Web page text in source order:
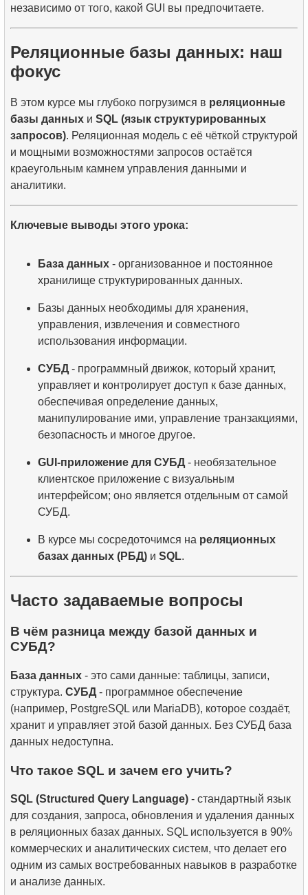
независимо от того, какой GUI вы предпочитаете.
Реляционные базы данных: наш
фокус
В этом курсе мы глубоко погрузимся в реляционные
базы данных и SQL (язык структурированных
запросов). Реляционная модель с её чёткой структурой
и мощными возможностями запросов остаётся
краеугольным камнем управления данными и
аналитики.
Ключевые выводы этого урока:
База данных - организованное и постоянное
хранилище структурированных данных.
Базы данных необходимы для хранения,
управления, извлечения и совместного
использования информации.
СУБД - программный движок, который хранит,
управляет и контролирует доступ к базе данных,
обеспечивая определение данных,
манипулирование ими, управление транзакциями,
безопасность и многое другое.
GUI-приложение для СУБД - необязательное
клиентское приложение с визуальным
интерфейсом; оно является отдельным от самой
СУБД.
В курсе мы сосредоточимся на реляционных
базах данных (РБД) и SQL.
Часто задаваемые вопросы
В чём разница между базой данных и
СУБД?
База данных - это сами данные: таблицы, записи,
структура. СУБД - программное обеспечение
(например, PostgreSQL или MariaDB), которое создаёт,
хранит и управляет этой базой данных. Без СУБД база
данных недоступна.
Что такое SQL и зачем его учить?
SQL (Structured Query Language) - стандартный язык
для создания, запроса, обновления и удаления данных
в реляционных базах данных. SQL используется в 90%
коммерческих и аналитических систем, что делает его
одним из самых востребованных навыков в разработке
и анализе данных.